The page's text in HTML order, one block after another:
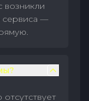
возникли
сервиса —